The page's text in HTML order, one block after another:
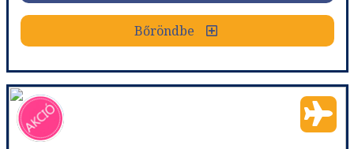
Bőröndbe
Bőröndbe
Kairó + Aladdin Beach Resort ****, Egyiptom